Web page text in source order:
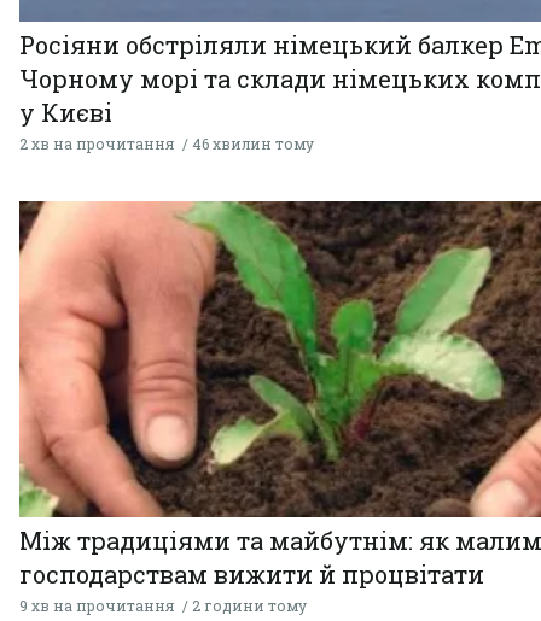
Росіяни обстріляли німецький балкер
Чорному морі та склади німецьких
у Києві
2 хв на прочитання 46 хвилин тому
Між традиціями та майбутнім: як малим
господарствам вижити й процвітати
9 хв на прочитання 2 години тому